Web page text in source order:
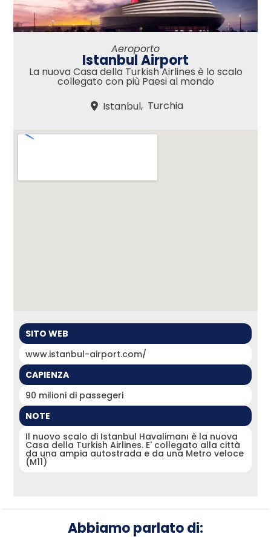
Aeroporto
Istanbul Airport
La nuova Casa della Turkish Airlines è lo scalo
collegato con più Paesi al mondo
Istanbul, Turchia
SITO WEB
www.istanbul-airport.com/
CAPIENZA
90 milioni di passegeri
NOTE
Il nuovo scalo di Istanbul Havalimanı è la nuova
Casa della Turkish Airlines. E' collegato alla città
da una ampia autostrada e da una Metro veloce
(M11)
Abbiamo parlato di: